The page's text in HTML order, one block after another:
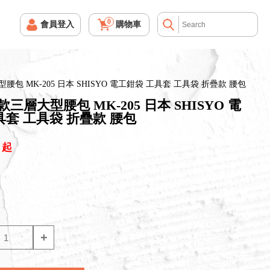
會員登入 0 購物車
腰包 MK-205 日本 SHISYO 電工鉗袋 工具套 工具袋 折疊款 腰包
三層大型腰包 MK-205 日本 SHISYO 電
套 工具袋 折疊款 腰包
起
+